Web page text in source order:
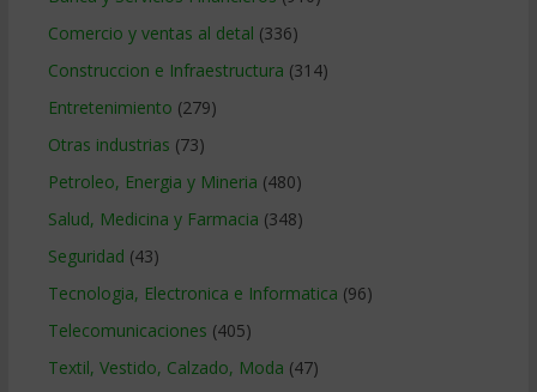
Comercio y ventas al detal (336)
Construccion e Infraestructura (314)
Entretenimiento (279)
Otras industrias (73)
Petroleo, Energia y Mineria (480)
Salud, Medicina y Farmacia (348)
Seguridad (43)
Tecnologia, Electronica e Informatica (96)
Telecomunicaciones (405)
Textil, Vestido, Calzado, Moda (47)